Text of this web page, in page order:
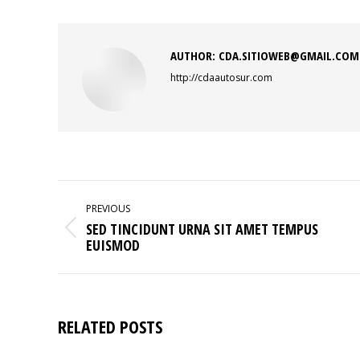
AUTHOR: CDA.SITIOWEB@GMAIL.COM
http://cdaautosur.com
NAVIGATION
PREVIOUS
Previous
post:
SED TINCIDUNT URNA SIT AMET TEMPUS
EUISMOD
RELATED POSTS